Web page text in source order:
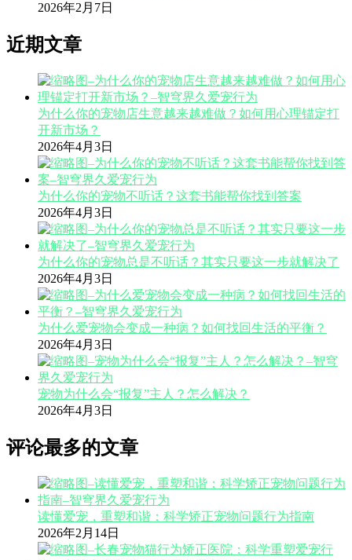
2026年2月7日
近期文章
为什么你的宠物店生意越来越难做？如何用心理锚定打
开新市场？
2026年4月3日
为什么你的宠物不听话？这套书能帮你找到答案
2026年4月3日
为什么你的宠物总是不听话？其实只要这一步就解决了
2026年4月3日
为什么爱宠物会变成一种病？如何找回生活的平衡？
2026年4月3日
宠物为什么会“报复”主人？怎么解决？
2026年4月3日
评论最多的文章
读懂爱宠，重塑和谐：科学矫正宠物问题行为指南
2026年2月14日